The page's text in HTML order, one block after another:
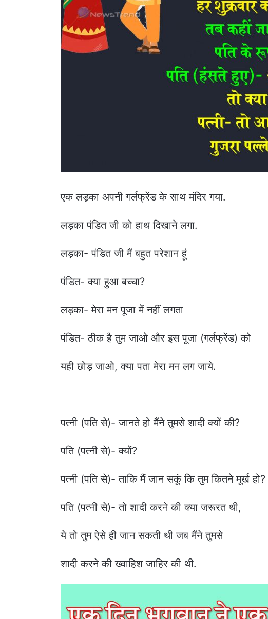
एक लड़का अपनी गर्लफ्रेंड के साथ मंदिर गया.
लड़का पंडित जी को हाथ दिखाने लगा.
लड़का- पंडित जी मैं बहुत परेशान हूं
पंडित- क्या हुआ बच्चा?
लड़का- मेरा मन पूजा में नहीं लगता
पंडित- ठीक है तुम जाओ और इस पूजा (गर्लफ्रेंड) को
यही छोड़ जाओ, क्या पता मेरा मन लग जाये.
पत्‍‌नी (पति से)- जानते हो मैंने तुमसे शादी क्यों की?
पति (पत्‍‌नी से)- क्यों?
पत्‍‌नी (पति से)- ताकि मैं जान सकूं कि तुम कितने मूर्ख हो?
पति (पत्‍‌नी से)- तो शादी करने की क्या जरूरत थी,
ये तो तुम ऐसे ही जान सकती थी जब मैंने तुमसे
शादी करने की ख्वाहिश जाहिर की थी.